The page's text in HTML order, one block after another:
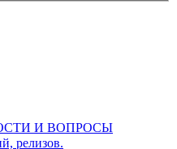
И ВОПРОСЫ
релизов.